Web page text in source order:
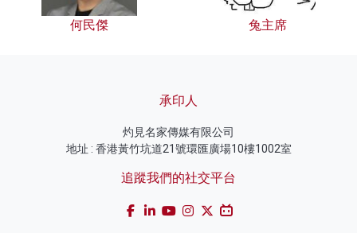
何民傑 兔主席
承印人
灼見名家傳媒有限公司
地址 : 香港黃竹坑道21號環匯廣場10樓1002室
追蹤我們的社交平台